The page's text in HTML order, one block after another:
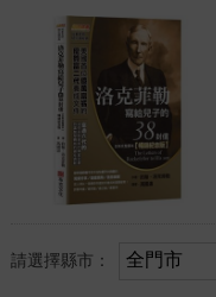
請選擇縣市：